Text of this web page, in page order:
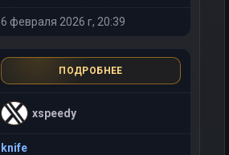
6 февраля 2026 г, 20:39
ПОДРОБНЕЕ
xspeedy
knife